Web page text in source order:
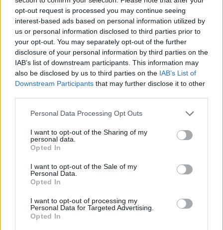
opt-out request is processed you may continue seeing
interest-based ads based on personal information utilized by
us or personal information disclosed to third parties prior to
your opt-out. You may separately opt-out of the further
disclosure of your personal information by third parties on the
IAB’s list of downstream participants. This information may
also be disclosed by us to third parties on the IAB’s List of
Downstream Participants that may further disclose it to other
Personal Data Processing Opt Outs
I want to opt-out of the Sharing of my
personal data.
Opted In
I want to opt-out of the Sale of my
Personal Data.
Opted In
I want to opt-out of processing my
Personal Data for Targeted Advertising.
Opted In
ir Arūnas Šileris, nauja Valdybos sudėtis bei
Kontrolės komisija.
Susiję straipsniai
turi įsivertinti